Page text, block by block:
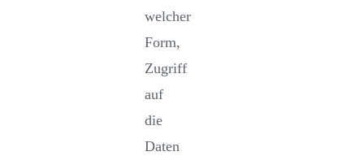
welcher
Form,
Zugriff
auf
die
Daten